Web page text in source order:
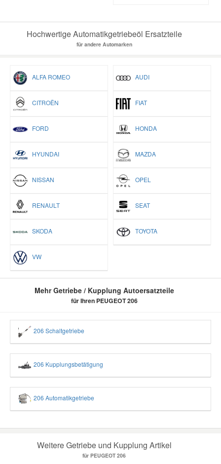
Hochwertige Automatikgetriebeöl Ersatzteile
für andere Automarken
ALFA ROMEO AUDI
CITROËN FIAT
FORD HONDA
HYUNDAI MAZDA
NISSAN OPEL
RENAULT SEAT
SKODA TOYOTA
VW
Mehr Getriebe / Kupplung Autoersatzteile
für Ihren PEUGEOT 206
206 Schaltgetriebe
206 Kupplungsbetätigung
206 Automatikgetriebe
Weitere Getriebe und Kupplung Artikel
für PEUGEOT 206